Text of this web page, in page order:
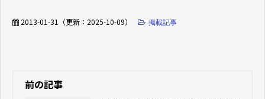
2013-01-31 （更新： 2025-10-09） 掲載記事
前の記事